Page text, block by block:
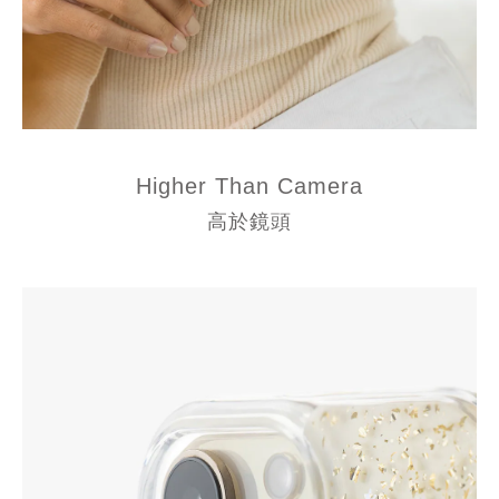
Higher Than Camera
高於鏡頭